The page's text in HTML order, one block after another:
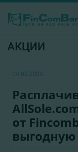
АКЦИИ
04.09.2020
от
выгодную